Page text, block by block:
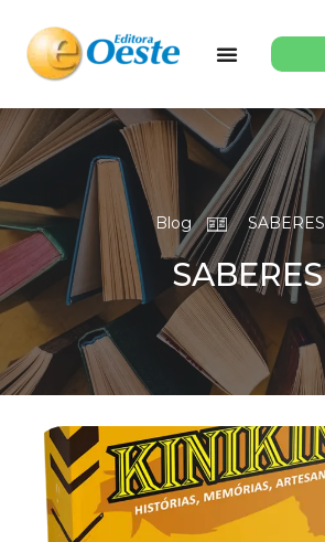
Blog SABERES
SABERES